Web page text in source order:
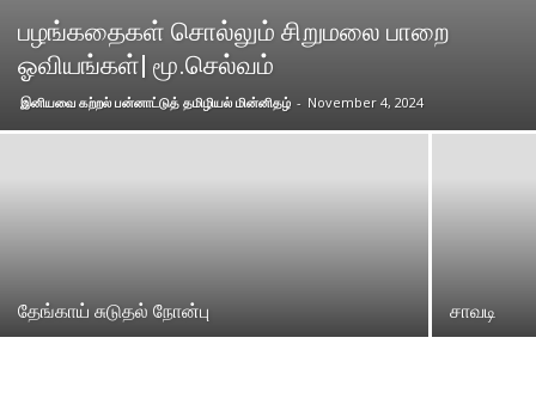
பழங்கதைகள் சொல்லும் சிறுமலை பாறை
ஓவியங்கள்| மூ.செல்வம்
இனியவை கற்றல் பன்னாட்டுத் தமிழியல் மின்னிதழ் - November 4, 2024
தேங்காய் சுடுதல் நோன்பு சாவடி